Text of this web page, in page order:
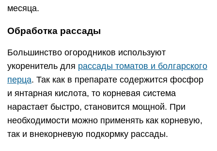
месяца.
Обработка рассады
Большинство огородников используют
укоренитель для рассады томатов и болгарского
перца. Так как в препарате содержится фосфор
и янтарная кислота, то корневая система
нарастает быстро, становится мощной. При
необходимости можно применять как корневую,
так и внекорневую подкормку рассады.